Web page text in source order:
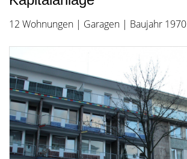
12 Wohnungen | Garagen | Baujahr 1970